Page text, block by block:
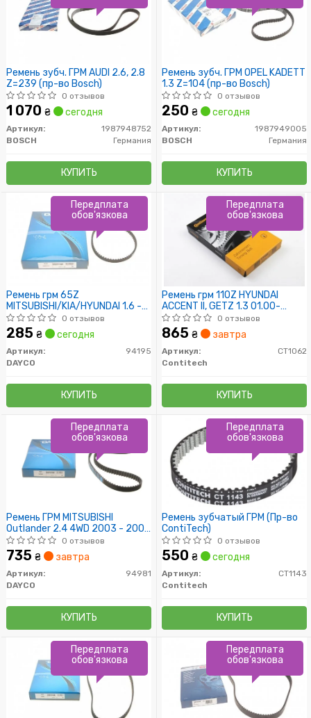
Ремень зубч. ГРМ AUDI 2.6, 2.8
Z=239 (пр-во Bosch)
0 отзывов
1 070 ₴ сегодня
Артикул:
1987948752
BOSCH
Германия
КУПИТЬ
Ремень зубч. ГРМ OPEL KADETT
1.3 Z=104 (пр-во Bosch)
0 отзывов
250 ₴ сегодня
Артикул:
1987949005
BOSCH
Германия
КУПИТЬ
Ремень грм 65Z
MITSUBISHI/KIA/HYUNDAI 1.6 -
2.4GDI 87-
0 отзывов
285 ₴ сегодня
Артикул:
94195
DAYCO
КУПИТЬ
Передплата
обов'язкова
Ремень грм 110Z HYUNDAI
ACCENT II, GETZ 1.3 01.00-
08.05
0 отзывов
865 ₴ завтра
Артикул:
CT1062
Contitech
КУПИТЬ
Передплата
обов'язкова
Ремень ГРМ MITSUBISHI
Outlander 2.4 4WD 2003 - 2008
(пр-во DAYCO)0 отзывов
735 ₴ завтра
Артикул:
94981
DAYCO
КУПИТЬ
Передплата
обов'язкова
Ремень зубчатый ГРМ (Пр-во
ContiTech)
0 отзывов
550 ₴ сегодня
Артикул:
CT1143
Contitech
КУПИТЬ
Передплата
обов'язкова
Передплата
обов'язкова
Передплата
обов'язкова